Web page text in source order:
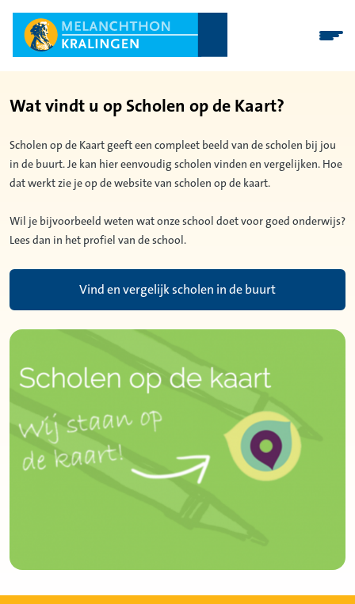
Wat vindt u op Scholen op de Kaart?
Scholen op de Kaart geeft een compleet beeld van de scholen bij jou
in de buurt. Je kan hier eenvoudig scholen vinden en vergelijken. Hoe
dat werkt zie je op de website van scholen op de kaart.
Wil je bijvoorbeeld weten wat onze school doet voor goed onderwijs?
Lees dan in het profiel van de school.
Vind en vergelijk scholen in de buurt